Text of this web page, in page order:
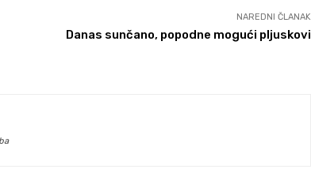
NAREDNI ČLANAK
Danas sunčano, popodne mogući pljuskovi